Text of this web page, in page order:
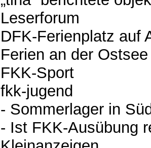
Leserforum
DFK-Ferienplatz auf
Ferien an der Ostsee
FKK-Sport
fkk-jugend
- Sommerlager in
- Ist FKK-Ausübung